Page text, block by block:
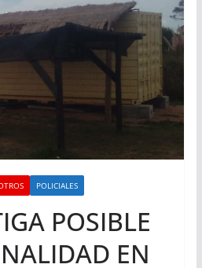
POLICIALES
POSIBLE
EN